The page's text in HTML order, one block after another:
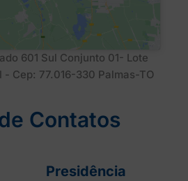
601 Sul Conjunto 01- Lote
- Cep: 77.016-330 Palmas-TO
Contatos
Presidência